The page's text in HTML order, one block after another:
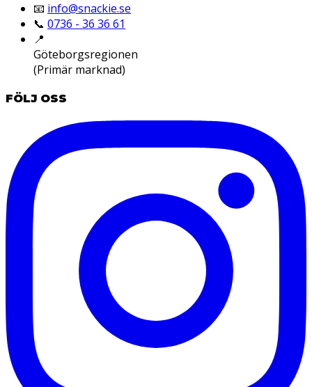
📧 info@snackie.se
📞 0736 - 36 36 61
📍
Göteborgsregionen
(Primär marknad)
FÖLJ OSS